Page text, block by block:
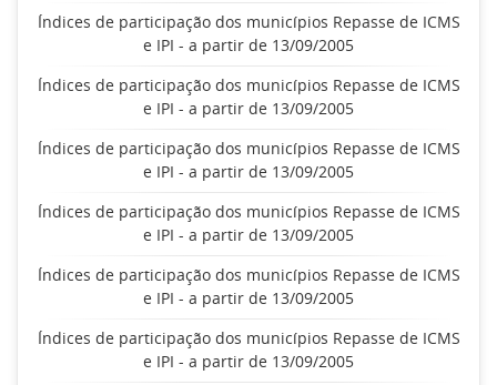
Índices de participação dos municípios Repasse de ICMS
e IPI - a partir de 13/09/2005
Índices de participação dos municípios Repasse de ICMS
e IPI - a partir de 13/09/2005
Índices de participação dos municípios Repasse de ICMS
e IPI - a partir de 13/09/2005
Índices de participação dos municípios Repasse de ICMS
e IPI - a partir de 13/09/2005
Índices de participação dos municípios Repasse de ICMS
e IPI - a partir de 13/09/2005
Índices de participação dos municípios Repasse de ICMS
e IPI - a partir de 13/09/2005